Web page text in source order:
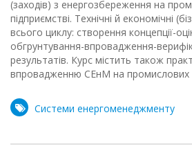
(заходів) з енергозбереження на
підприємстві. Технічні й економічні
всього циклу: створення концепції-
обгрунтування-впровадження-
результатів. Курс містить також
впровадженню СЕнМ на промислових
Системи енергоменеджменту